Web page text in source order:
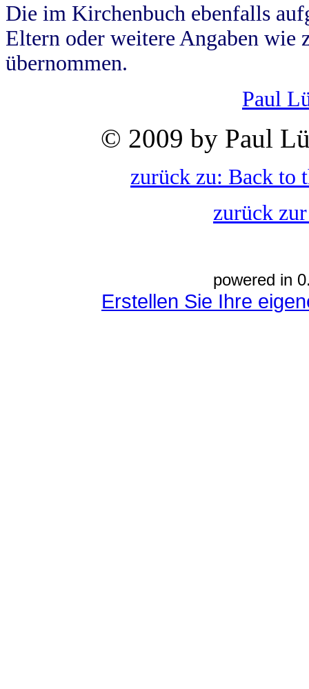
Die im Kirchenbuch ebenfalls
Eltern oder weitere Angaben wie
übernommen.
Paul
© 2009 by Paul
zurück zu: Back to
zurück
powered in
Erstellen Sie Ihre